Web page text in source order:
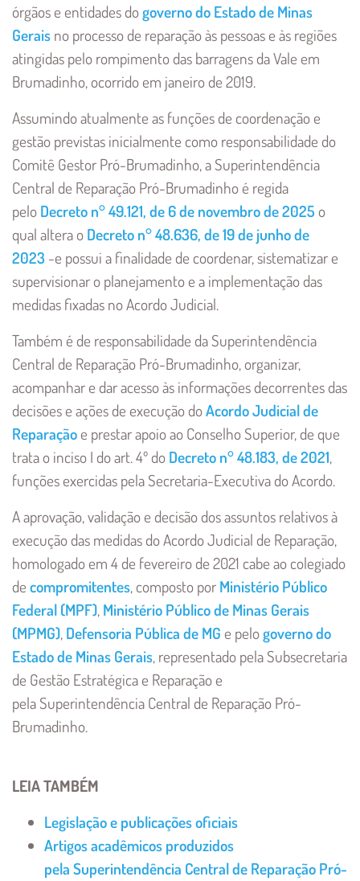
órgãos e entidades dogoverno do Estado de Minas
Gerais no processo de reparação às pessoas e às regiões
atingidas pelo rompimento das barragens da Vale em
Brumadinho, ocorrido em janeiro de 2019.
Assumindo atualmente as funções de coordenação e
gestão previstas inicialmente como responsabilidade do
Comitê Gestor Pró-Brumadinho, a Superintendência
Central de Reparação Pró-Brumadinho é regida
pelo Decreto n° 49.121, de 6 de novembro de 2025 o
qual altera o Decreto n° 48.636, de 19 de junho de
2023 -e possui a finalidade de coordenar, sistematizar e
supervisionar o planejamento e a implementação das
medidas fixadas no Acordo Judicial.
Também é de responsabilidade da Superintendência
Central de Reparação Pró-Brumadinho, organizar,
acompanhar e dar acesso às informações decorrentes das
decisões e ações de execução doAcordo Judicial de
Reparação e prestar apoio ao Conselho Superior, de que
trata o inciso I do art. 4º do Decreto n° 48.183, de 2021,
funções exercidas pela Secretaria-Executiva do Acordo.
A aprovação, validação e decisão dos assuntos relativos à
execução das medidas do Acordo Judicial de Reparação,
homologado em 4 de fevereiro de 2021 cabe ao colegiado
de compromitentes, composto por Ministério Público
Federal (MPF), Ministério Público de Minas Gerais
(MPMG), Defensoria Pública de MG e pelogoverno do
Estado de Minas Gerais, representado pela Subsecretaria
de Gestão Estratégica e Reparação e
pela Superintendência Central de Reparação Pró-
Brumadinho.
LEIA TAMBÉM
Legislação e publicações oficiais
Artigos acadêmicos produzidos
pela Superintendência Central de Reparação Pró-